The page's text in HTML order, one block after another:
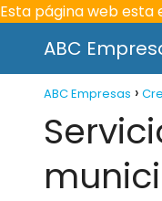
Esta página web esta
ABC
ABC Empresas